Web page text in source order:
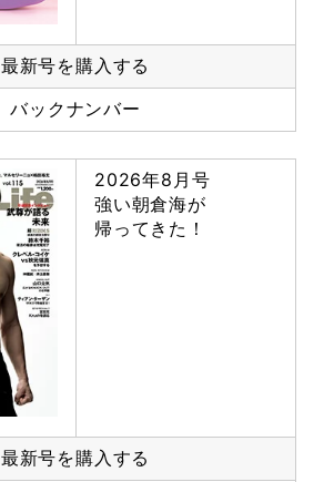
最新号を購入する
バックナンバー
2026年8月号
強い朝倉海が
帰ってきた！
最新号を購入する